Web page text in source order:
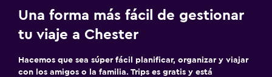
Una forma más fácil de gestionar
tu viaje a Chester
Hacemos que sea súper fácil planificar, organizar y viajar
con los amigos o la familia. Trips es gratis y está